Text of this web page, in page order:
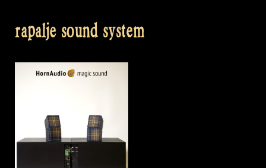
rapalje sound system